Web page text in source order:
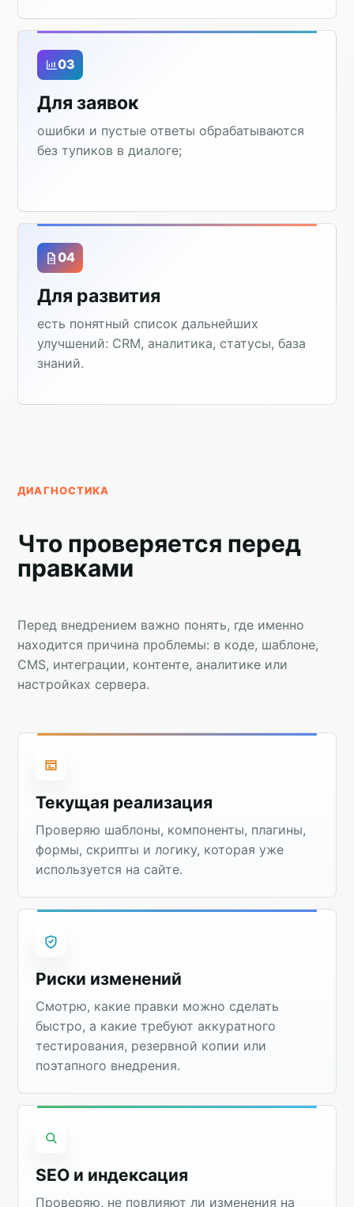
03
Для заявок
ошибки и пустые ответы обрабатываются
без тупиков в диалоге;
04
Для развития
есть понятный список дальнейших
улучшений: CRM, аналитика, статусы, база
знаний.
ДИАГНОСТИКА
Что проверяется перед
правками
Перед внедрением важно понять, где именно
находится причина проблемы: в коде, шаблоне,
CMS, интеграции, контенте, аналитике или
настройках сервера.
Текущая реализация
Проверяю шаблоны, компоненты, плагины,
формы, скрипты и логику, которая уже
используется на сайте.
Риски изменений
Смотрю, какие правки можно сделать
быстро, а какие требуют аккуратного
тестирования, резервной копии или
поэтапного внедрения.
SEO и индексация
Проверяю, не повлияют ли изменения на